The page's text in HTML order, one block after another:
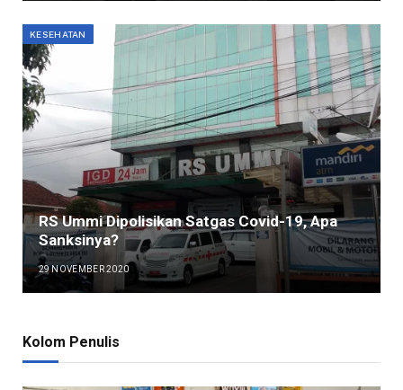
KESEHATAN
RS Ummi Dipolisikan Satgas Covid-19, Apa
Sanksinya?
29 NOVEMBER 2020
Kolom Penulis